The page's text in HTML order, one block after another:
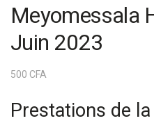
Meyomessala
Juin 2023
500 CFA
Prestations de